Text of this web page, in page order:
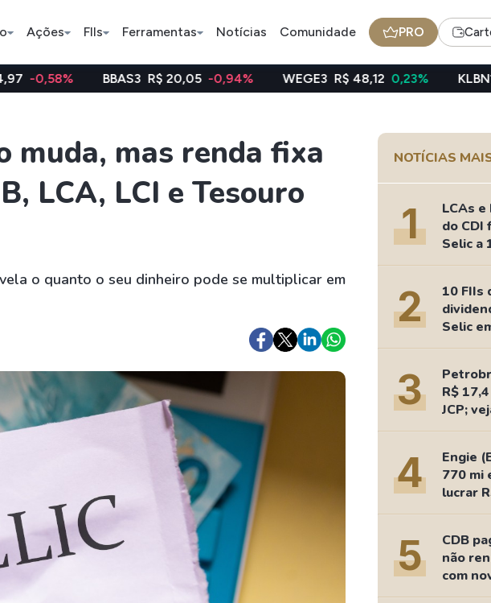
Ações FIIs Ferramentas Notícias Comunidade PRO
Ação
Bradesco
BDR
JBS
BOVA11
GOLD11
XINA11
Meta
Coca-Cola
Ver todos
Criptomoedas
Binance Coin - BNB
Ideias
Agenda
Radar
As
Guia do
BBAS3 R$ 20,05 -0,94% WEGE3 R$ 48,12 0,23% KLBN11 R$ 18,01
muda, mas renda fixa
LCA, LCI e Tesouro
o quanto o seu dinheiro pode se multiplicar em
NOTÍCIAS
1
LCAs
do CDI
Selic a
2
10 FIIs
Selic
3
R$
JCP;
4
Engie
770 mi
lucrar
5
CDB
não
com
retorno